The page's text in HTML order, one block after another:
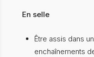
En selle
Être assis dans
enchaînements